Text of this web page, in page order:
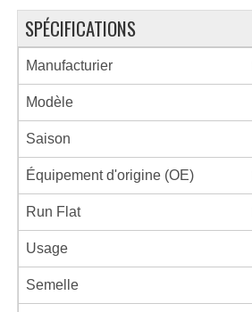
SPÉCIFICATIONS
Manufacturier
Modèle
Saison
Équipement d'origine (OE)
Run Flat
Usage
Semelle